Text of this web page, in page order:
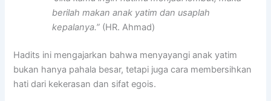
berilah makan anak yatim dan usaplah
kepalanya.” (HR. Ahmad)
Hadits ini mengajarkan bahwa menyayangi anak yatim
bukan hanya pahala besar, tetapi juga cara membersihkan
hati dari kekerasan dan sifat egois.